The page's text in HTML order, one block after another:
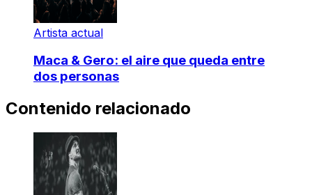
Artista actual
Maca & Gero: el aire que queda entre
dos personas
Contenido relacionado